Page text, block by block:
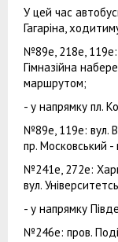
У цей час
Гагаріна,
№89е, 218е, 119е:
Гімназійна
маршрутом;
- у напрямку пл.
№89е, 119е: вул.
пр. Московський -
№241е, 272е:
вул.
- у напрямку
№246е: пров.